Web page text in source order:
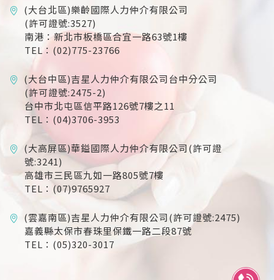
(大台北區)樂齡國際人力仲介有限公司
(許可證號:3527)
南港：新北市板橋區合宜一路63號1樓
TEL：(02)775-23766
(大台中區)吉星人力仲介有限公司台中分公司
(許可證號:2475-2)
台中市北屯區信平路126號7樓之11
TEL：(04)3706-3953
(大高屏區)華鎰國際人力仲介有限公司(許可證
號:3241)
高雄市三民區九如一路805號7樓
TEL：(07)9765927
(雲嘉南區)吉星人力仲介有限公司(許可證號:2475)
嘉義縣太保市春珠里保鐵一路二段87號
TEL：(05)320-3017